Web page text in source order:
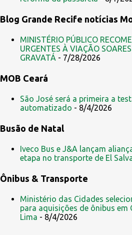
á
o
s
Blog Grande Recife notícias
MINISTÉRIO PÚBLICO
URGENTES À VIAÇÃO
GRAVATÁ - 7/28/2026
MOB Ceará
São José será a primeira a
automatizado - 8/4/2026
Busão de Natal
Iveco Bus e J&A lançam
etapa no transporte de El
Ônibus & Transporte
Ministério das Cidades
para aquisições de ônibus em
Lima - 8/4/2026